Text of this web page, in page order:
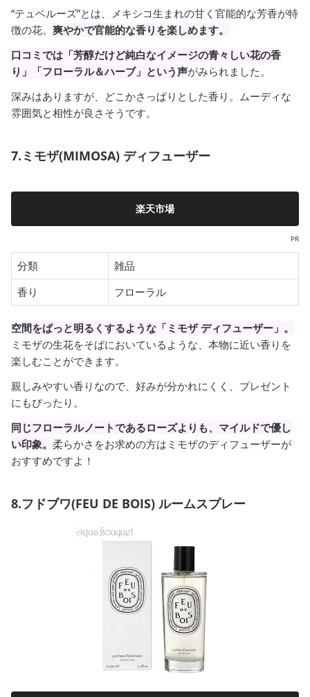
“テュベルーズ”とは、メキシコ生まれの甘く官能的な芳香が特
徴の花。 爽やかで官能的な香りを楽しめます。
口コミでは「芳醇だけど純白なイメージの青々しい花の香
り」「フローラル＆ハーブ」という声がみられました。
深みはありますが、どこかさっぱりとした香り。ムーディな
雰囲気と相性が良さそうです。
7.ミモザ(MIMOSA) ディフューザー
楽天市場
PR
分類
雑品
香り
フローラル
空間をぱっと明るくするような「ミモザ ディフューザー」。
ミモザの生花をそばにおいているような、本物に近い香りを
楽しむことができます。
親しみやすい香りなので、好みが分かれにくく、プレゼント
にもぴったり。
同じフローラルノートであるローズよりも、マイルドで優し
い印象。 柔らかさをお求めの方はミモザのディフューザーが
おすすめですよ！
8.フドブワ(FEU DE BOIS) ルームスプレー